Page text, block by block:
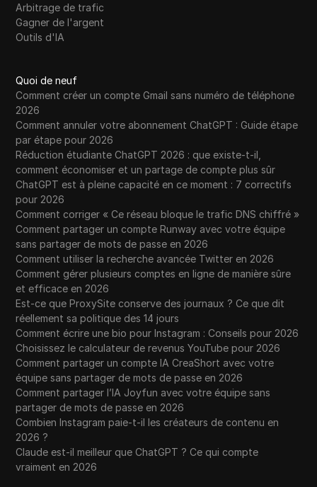
Arbitrage de trafic
Gagner de l'argent
Outils d'IA
Quoi de neuf
Comment créer un compte Gmail sans numéro de téléphone
2026
Comment annuler votre abonnement ChatGPT : Guide étape
par étape pour 2026
Réduction étudiante ChatGPT 2026 : que existe-t-il,
comment économiser et un partage de compte plus sûr
ChatGPT est à pleine capacité en ce moment : 7 correctifs
pour 2026
Comment corriger « Ce réseau bloque le trafic DNS chiffré »
Comment partager un compte Runway avec votre équipe
sans partager de mots de passe en 2026
Comment utiliser la recherche avancée Twitter en 2026
Comment gérer plusieurs comptes en ligne de manière sûre
et efficace en 2026
Est-ce que ProxySite conserve des journaux ? Ce que dit
réellement sa politique des 14 jours
Comment écrire une bio pour Instagram : Conseils pour 2026
Choisissez le calculateur de revenus YouTube pour 2026
Comment partager un compte IA CreaShort avec votre
équipe sans partager de mots de passe en 2026
Comment partager l’IA Joyfun avec votre équipe sans
partager de mots de passe en 2026
Combien Instagram paie-t-il les créateurs de contenu en
2026 ?
Claude est-il meilleur que ChatGPT ? Ce qui compte
vraiment en 2026